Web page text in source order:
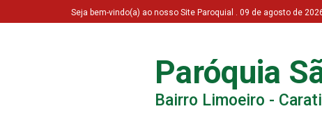
Seja bem-vindo(a) ao nosso Site Paroquial . 09 de agosto de
Paróquia
Bairro Limoeiro -